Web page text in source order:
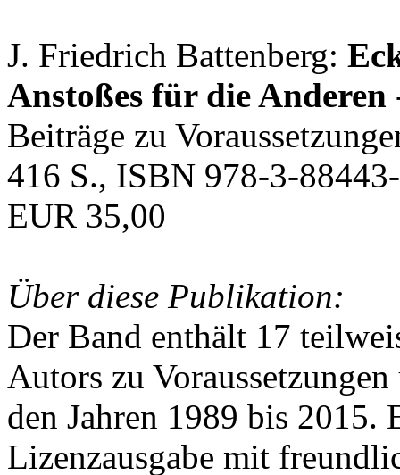
J. Friedrich Battenberg:
Anstoßes für die Anderen
Beiträge zu
416 S., ISBN 978-3-
EUR 35,00
Über diese Publikation:
Der Band enthält 17
Autors zu
den Jahren 1989 bis 2015.
Lizenzausgabe mit